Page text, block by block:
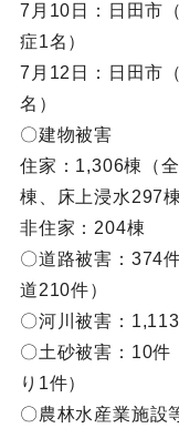
7月10日：日田市
症1名）
7月12日：日田市
名）
〇建物被害
住家：1,306棟（
棟、床上浸水297
非住家：204棟
〇道路被害：374
道210件）
〇河川被害：
〇土砂被害：10件
り1件）
〇農林水産業施設